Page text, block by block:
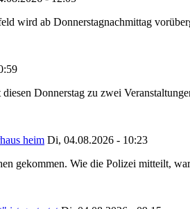
wird ab Donnerstagnachmittag
Donnerstag zu zwei
heim Di, 04.08.2026 - 10:23
gekommen. Wie die Polizei mitteilt,